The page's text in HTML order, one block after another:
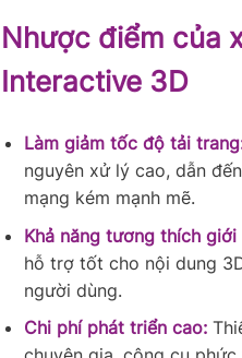
Nhược điểm của
Interactive 3D
Làm giảm tốc độ tải
nguyên xử lý cao, dẫn
mạng kém mạnh mẽ.
Khả năng tương thích giới
hỗ trợ tốt cho nội dung
người dùng.
Chi phí phát triển cao: